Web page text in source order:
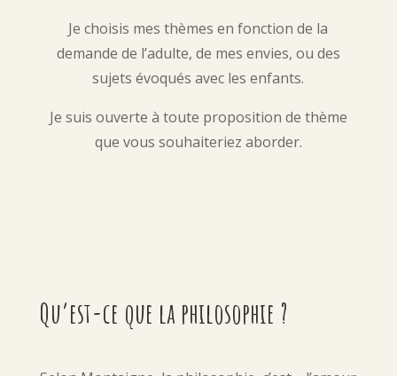
Je choisis mes thèmes en fonction de la
demande de l’adulte, de mes envies, ou des
sujets évoqués avec les enfants.
Je suis ouverte à toute proposition de thème
que vous souhaiteriez aborder.
Qu’est-ce que la philosophie ?